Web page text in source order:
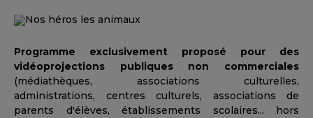
Programme exclusivement proposé pour des
vidéoprojections publiques non commerciales
(médiathèques, associations culturelles,
administrations, centres culturels, associations de
parents d'élèves, établissements scolaires... hors